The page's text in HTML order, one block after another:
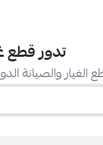
تدور قطع
والصيانة